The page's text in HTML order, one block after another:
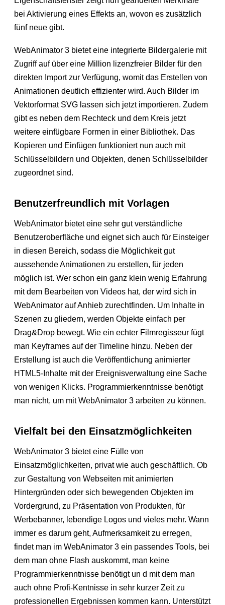
bei Aktivierung eines Effekts an, wovon es zusätzlich
fünf neue gibt.
WebAnimator 3 bietet eine integrierte Bildergalerie mit
Zugriff auf über eine Million lizenzfreier Bilder für den
direkten Import zur Verfügung, womit das Erstellen von
Animationen deutlich effizienter wird. Auch Bilder im
Vektorformat SVG lassen sich jetzt importieren. Zudem
gibt es neben dem Rechteck und dem Kreis jetzt
weitere einfügbare Formen in einer Bibliothek. Das
Kopieren und Einfügen funktioniert nun auch mit
Schlüsselbildern und Objekten, denen Schlüsselbilder
zugeordnet sind.
Benutzerfreundlich mit Vorlagen
WebAnimator bietet eine sehr gut verständliche
Benutzeroberfläche und eignet sich auch für Einsteiger
in diesen Bereich, sodass die Möglichkeit gut
aussehende Animationen zu erstellen, für jeden
möglich ist. Wer schon ein ganz klein wenig Erfahrung
mit dem Bearbeiten von Videos hat, der wird sich in
WebAnimator auf Anhieb zurechtfinden. Um Inhalte in
Szenen zu gliedern, werden Objekte einfach per
Drag&Drop bewegt. Wie ein echter Filmregisseur fügt
man Keyframes auf der Timeline hinzu. Neben der
Erstellung ist auch die Veröffentlichung animierter
HTML5-Inhalte mit der Ereignisverwaltung eine Sache
von wenigen Klicks. Programmierkenntnisse benötigt
man nicht, um mit WebAnimator 3 arbeiten zu können.
Vielfalt bei den Einsatzmöglichkeiten
WebAnimator 3 bietet eine Fülle von
Einsatzmöglichkeiten, privat wie auch geschäftlich. Ob
zur Gestaltung von Webseiten mit animierten
Hintergründen oder sich bewegenden Objekten im
Vordergrund, zu Präsentation von Produkten, für
Werbebanner, lebendige Logos und vieles mehr. Wann
immer es darum geht, Aufmerksamkeit zu erregen,
findet man im WebAnimator 3 ein passendes Tools, bei
dem man ohne Flash auskommt, man keine
Programmierkenntnisse benötigt un d mit dem man
auch ohne Profi-Kentnisse in sehr kurzer Zeit zu
professionellen Ergebnissen kommen kann. Unterstützt